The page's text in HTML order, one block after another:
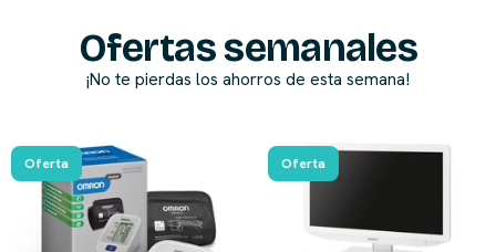
Ofertas semanales
¡No te pierdas los ahorros de esta semana!
Oferta Oferta